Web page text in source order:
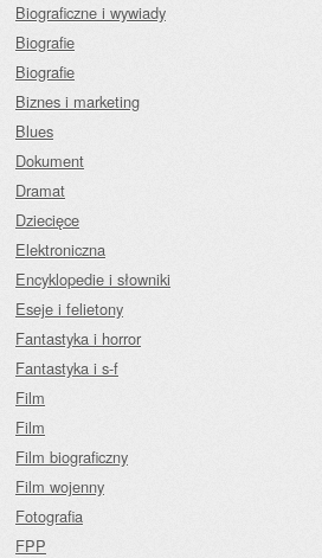
Biograficzne i wywiady
Biografie
Biografie
Biznes i marketing
Blues
Dokument
Dramat
Dziecięce
Elektroniczna
Encyklopedie i słowniki
Eseje i felietony
Fantastyka i horror
Fantastyka i s-f
Film
Film
Film biograficzny
Film wojenny
Fotografia
FPP